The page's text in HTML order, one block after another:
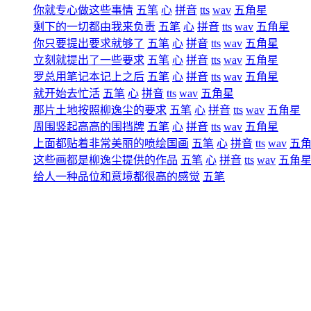
你就专心做这些事情 五笔 心 拼音 tts wav 五角星
剩下的一切都由我来负责 五笔 心 拼音 tts wav 五角星
你只要提出要求就够了 五笔 心 拼音 tts wav 五角星
立刻就提出了一些要求 五笔 心 拼音 tts wav 五角星
罗总用笔记本记上之后 五笔 心 拼音 tts wav 五角星
就开始去忙活 五笔 心 拼音 tts wav 五角星
那片土地按照柳逸尘的要求 五笔 心 拼音 tts wav 五角星
周围竖起高高的围挡牌 五笔 心 拼音 tts wav 五角星
上面都贴着非常美丽的喷绘国画 五笔 心 拼音 tts wav 五
这些画都是柳逸尘提供的作品 五笔 心 拼音 tts wav 五角星
给人一种品位和意境都很高的感觉 五笔